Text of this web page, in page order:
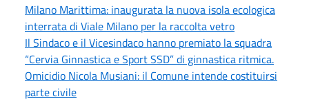
Milano Marittima: inaugurata la nuova isola ecologica
interrata di Viale Milano per la raccolta vetro
Il Sindaco e il Vicesindaco hanno premiato la squadra
“Cervia Ginnastica e Sport SSD” di ginnastica ritmica.
Omicidio Nicola Musiani: il Comune intende costituirsi
parte civile